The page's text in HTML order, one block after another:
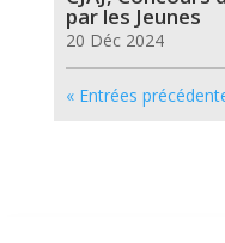
par les Jeunes
20 Déc 2024
« Entrées